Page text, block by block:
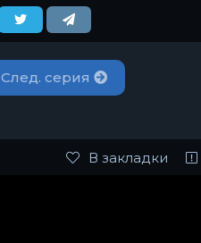
След. серия
В закладки